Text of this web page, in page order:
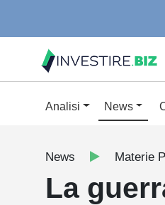
Analisi News
News Materie
La